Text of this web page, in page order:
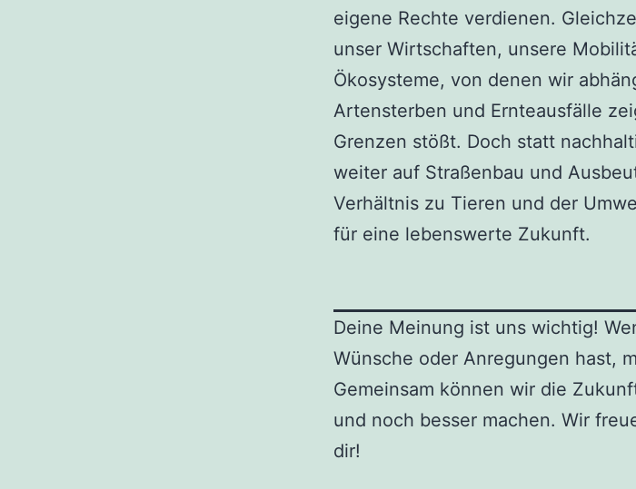
eigene Rechte verdienen.
unser Wirtschaften, unsere
Ökosysteme, von denen wir
Artensterben und Ernteausfälle
Grenzen stößt. Doch statt
weiter auf Straßenbau und
Verhältnis zu Tieren und der
für eine lebenswerte Zukunft.
Deine Meinung ist uns wichtig!
Wünsche oder Anregungen hast,
Gemeinsam können wir die
und noch besser machen. Wir
dir!